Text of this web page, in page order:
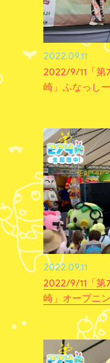
2022.09.11
2022/9/11「第
崎」ふなっし
2022.09.11
2022/9/11「第
崎」オープニ